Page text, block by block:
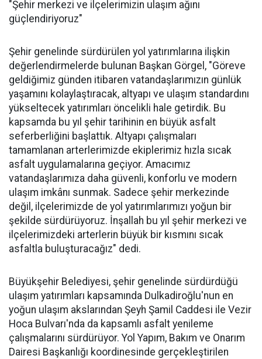
"Şehir merkezi ve ilçelerimizin ulaşım ağını
güçlendiriyoruz"
Şehir genelinde sürdürülen yol yatırımlarına ilişkin
değerlendirmelerde bulunan Başkan Görgel, "Göreve
geldiğimiz günden itibaren vatandaşlarımızın günlük
yaşamını kolaylaştıracak, altyapı ve ulaşım standardını
yükseltecek yatırımları öncelikli hale getirdik. Bu
kapsamda bu yıl şehir tarihinin en büyük asfalt
seferberliğini başlattık. Altyapı çalışmaları
tamamlanan arterlerimizde ekiplerimiz hızla sıcak
asfalt uygulamalarına geçiyor. Amacımız
vatandaşlarımıza daha güvenli, konforlu ve modern
ulaşım imkânı sunmak. Sadece şehir merkezinde
değil, ilçelerimizde de yol yatırımlarımızı yoğun bir
şekilde sürdürüyoruz. İnşallah bu yıl şehir merkezi ve
ilçelerimizdeki arterlerin büyük bir kısmını sıcak
asfaltla buluşturacağız" dedi.
Büyükşehir Belediyesi, şehir genelinde sürdürdüğü
ulaşım yatırımları kapsamında Dulkadiroğlu'nun en
yoğun ulaşım akslarından Şeyh Şamil Caddesi ile Vezir
Hoca Bulvarı'nda da kapsamlı asfalt yenileme
çalışmalarını sürdürüyor. Yol Yapım, Bakım ve Onarım
Dairesi Başkanlığı koordinesinde gerçekleştirilen